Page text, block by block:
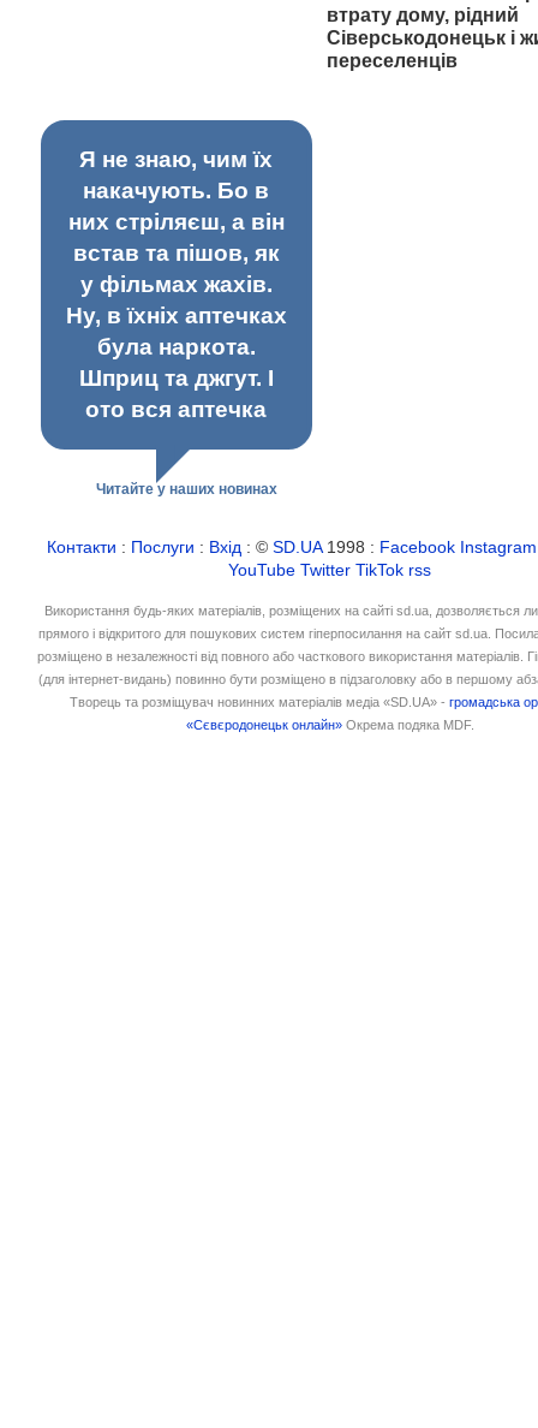
втрату дому, рідний
Сіверськодонецьк і
переселенців
Я не знаю, чим їх
накачують. Бо в
них стріляєш, а він
встав та пішов, як
у фільмах жахів.
Ну, в їхніх аптечках
була наркота.
Шприц та джгут. І
ото вся аптечка
Читайте у наших новинах
Контакти : Послуги : Вхід : ©SD.UA1998 : Facebook Instagram
YouTube Twitter TikTok rss
Використання будь-яких матеріалів, розміщених на сайті sd.ua, дозволяється
прямого і відкритого для пошукових систем гіперпосилання на сайт sd.ua.
розміщено в незалежності від повного або часткового використання матеріалів.
(для інтернет-видань) повинно бути розміщено в підзаголовку або в першому
Творець та розміщувач новинних матеріалів медіа «SD.UA» -громадська
«Сєвєродонецьк онлайн» Окрема подяка MDF.